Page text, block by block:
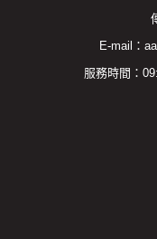
E-mail：
服務時間：